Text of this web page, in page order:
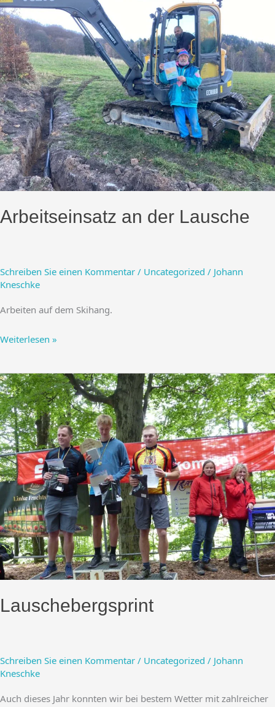
Arbeitseinsatz an der Lausche
Schreiben Sie einen Kommentar / Uncategorized / Johann
Kneschke
Arbeiten auf dem Skihang.
Arbeitseinsatz
Lausche
Weiterlesen »
Lauschebergsprint
Schreiben Sie einen Kommentar / Uncategorized / Johann
Kneschke
Auch dieses Jahr konnten wir bei bestem Wetter mit zahlreicher